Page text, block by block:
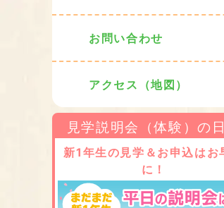
お問い合わせ
アクセス（地図）
見学説明会（体験）の
新1年生の見学＆お申込はお
に！